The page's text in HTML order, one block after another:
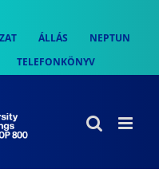
ÁLLÁS
NEPTUN
TELEFONKÖNYV